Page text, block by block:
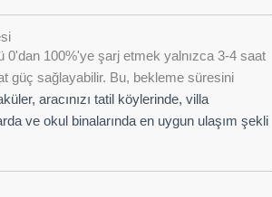
0'dan 100%'ye şarj etmek yalnızca 3-4 saat
güç sağlayabilir. Bu, bekleme süresini
aracınızı tatil köylerinde, villa
ve okul binalarında en uygun ulaşım şekli